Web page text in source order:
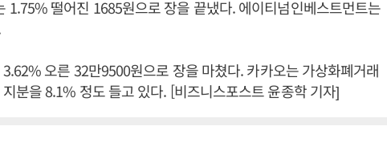
1.75% 떨어진 1685원으로 장을 끝냈다. 에이티넘인베스트먼트는
오른 32만9500원으로 장을 마쳤다. 카카오는 가상화폐거래
분을 8.1% 정도 들고 있다. [비즈니스포스트 윤종학 기자]